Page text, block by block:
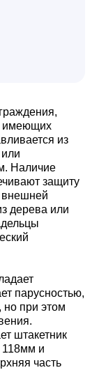
имеющих
из
Наличие
защиту
внешней
дерева или
парусностью,
но при этом
штакетник
и
часть